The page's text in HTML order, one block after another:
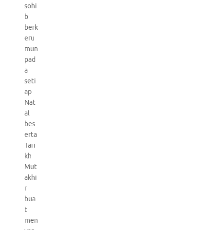
sohi
b
berk
eru
mun
pad
a
seti
ap
Nat
al
bes
erta
Tari
kh
Mut
akhi
r
bua
t
men